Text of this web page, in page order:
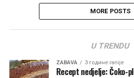
MORE POSTS
U TRENDU
ZABAVA 3 године ranije
Recept nedjelje: Čoko-